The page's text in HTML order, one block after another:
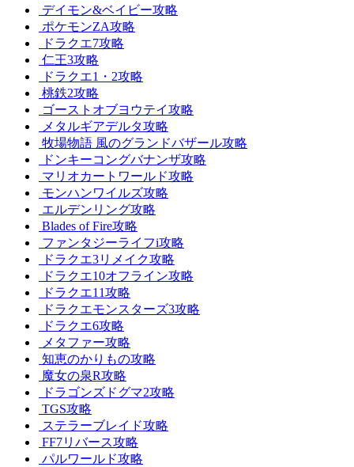
デイモン&ベイビー攻略
ポケモンZA攻略
ドラクエ7攻略
仁王3攻略
ドラクエ1・2攻略
桃鉄2攻略
ゴーストオブヨウテイ攻略
メタルギアデルタ攻略
牧場物語 風のグランドバザール攻略
ドンキーコングバナンザ攻略
マリオカートワールド攻略
モンハンワイルズ攻略
エルデンリング攻略
Blades of Fire攻略
ファンタジーライフi攻略
ドラクエ3リメイク攻略
ドラクエ10オフライン攻略
ドラクエ11攻略
ドラクエモンスターズ3攻略
ドラクエ6攻略
メタファー攻略
知恵のかりもの攻略
魔女の泉R攻略
ドラゴンズドグマ2攻略
TGS攻略
ステラーブレイド攻略
FF7リバース攻略
パルワールド攻略